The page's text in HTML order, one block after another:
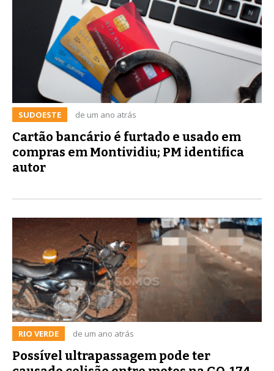
SUDOESTE de um ano atrás
Cartão bancário é furtado e usado em
compras em Montividiu; PM identifica
autor
RIO VERDE de um ano atrás
Possível ultrapassagem pode ter